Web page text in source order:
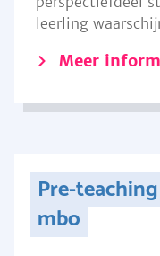
leerling
Meer
Pre-
mbo